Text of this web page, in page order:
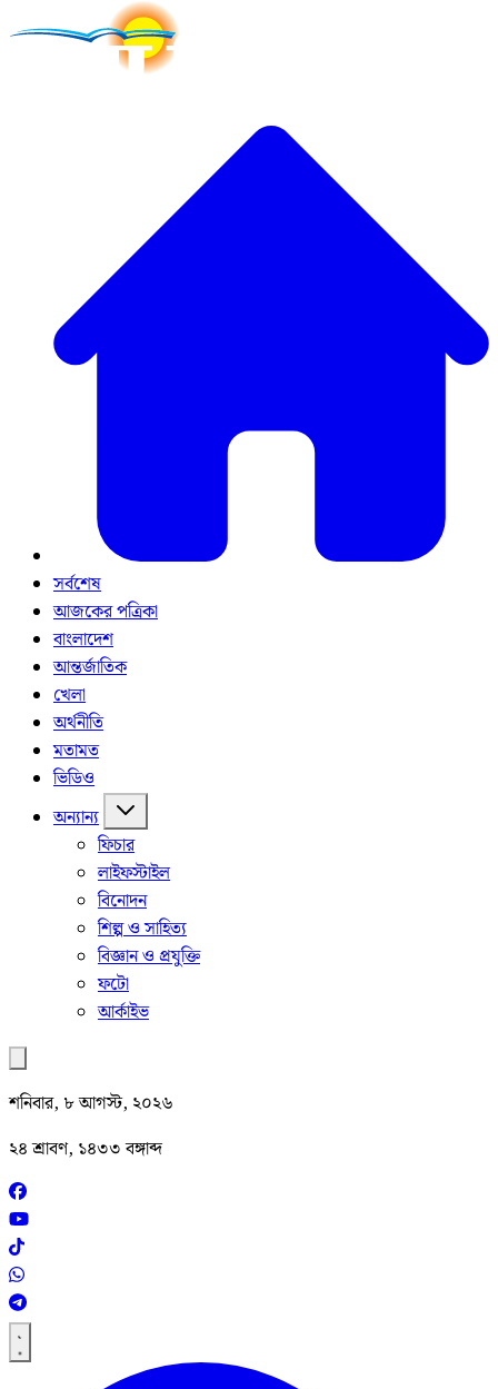
সর্বশেষ
আজকের পত্রিকা
বাংলাদেশ
আন্তর্জাতিক
খেলা
অর্থনীতি
মতামত
ভিডিও
অন্যান্য
ফিচার
লাইফস্টাইল
বিনোদন
শিল্প ও সাহিত্য
বিজ্ঞান ও প্রযুক্তি
ফটো
আর্কাইভ
শনিবার, ৮ আগস্ট, ২০২৬
২৪ শ্রাবণ, ১৪৩৩ বঙ্গাব্দ